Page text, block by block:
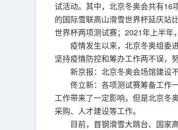
试活动。其中，北京冬奥会共有16
的国际雪联高山滑雪世界杯延庆站
世界杯两项测试赛；2021年上半年
疫情发生以来，北京冬奥组委
坚持疫情防控和筹办工作两不误，
新京报：北京冬奥会场馆建设
佟立新：各项测试赛筹备工作
工作带来了一定影响，但是北京冬
采购、人才建设等工作。
目前，首钢滑雪大跳台、国家